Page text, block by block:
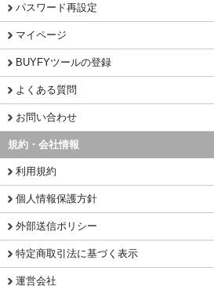
パスワード再設定
マイページ
BUYFYツールの登録
よくある質問
お問い合わせ
規約・会社情報
利用規約
個人情報保護方針
外部送信ポリシー
特定商取引法に基づく表示
運営会社